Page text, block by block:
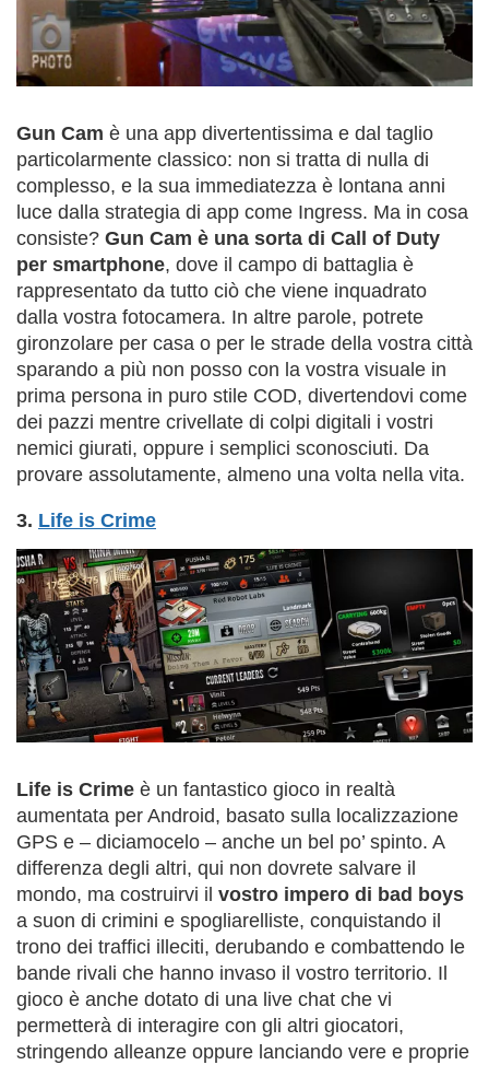
Gun Cam è una app divertentissima e dal taglio
particolarmente classico: non si tratta di nulla di
complesso, e la sua immediatezza è lontana anni
luce dalla strategia di app come Ingress. Ma in cosa
consiste? Gun Cam è una sorta di Call of Duty
per smartphone, dove il campo di battaglia è
rappresentato da tutto ciò che viene inquadrato
dalla vostra fotocamera. In altre parole, potrete
gironzolare per casa o per le strade della vostra città
sparando a più non posso con la vostra visuale in
prima persona in puro stile COD, divertendovi come
dei pazzi mentre crivellate di colpi digitali i vostri
nemici giurati, oppure i semplici sconosciuti. Da
provare assolutamente, almeno una volta nella vita.
3. Life is Crime
Life is Crime è un fantastico gioco in realtà
aumentata per Android, basato sulla localizzazione
GPS e – diciamocelo – anche un bel po’ spinto. A
differenza degli altri, qui non dovrete salvare il
mondo, ma costruirvi il vostro impero di bad boys
a suon di crimini e spogliarelliste, conquistando il
trono dei traffici illeciti, derubando e combattendo le
bande rivali che hanno invaso il vostro territorio. Il
gioco è anche dotato di una live chat che vi
permetterà di interagire con gli altri giocatori,
stringendo alleanze oppure lanciando vere e proprie